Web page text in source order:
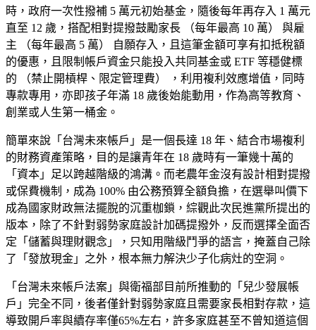
時，政府一次性撥補 5 萬元初始基金，隨後每年再存入 1 萬元
直至 12 歲，搭配相對提撥鼓勵家長 （每年最高 10 萬） 與雇
主 （每年最高 5 萬） 自願存入，且這筆金額可享有扣抵稅額
的優惠，且限制帳戶資金只能投入共同基金或 ETF 等穩健標
的 （禁止開槓桿、限定管理費） ，利用複利效應增值，同時
專款專用，亦即孩子年滿 18 歲後始能動用，作為高等教育、
創業或人生第一桶金。
簡單來說「台灣未來帳戶」是一個長達 18 年、結合市場複利
的財務資產策略，目的是讓青年在 18 歲時有一筆幾十萬的
「資本」足以跨越階級的鴻溝。而老農年金沒有設計相對提撥
或保費機制，成為 100% 由公務預算全額負擔，在選舉叫價下
成為國家財政無法擺脫的沉重枷鎖，綜觀此次民進黨所提出的
版本，除了不針對弱勢家庭設計加碼提撥外，反而選擇全面否
定「儲蓄與理財觀念」，只知用階級鬥爭的語言，掩蓋自己除
了「發放現金」之外，根本無力解決少子化病灶的空洞。
「台灣未來帳戶法案」與衛福部目前所推動的「兒少發展帳
戶」完全不同，後者僅針對弱勢家庭且需要家長相對存款，這
導致開戶率與續存率僅65%左右，許多家庭甚至不曾知道這個